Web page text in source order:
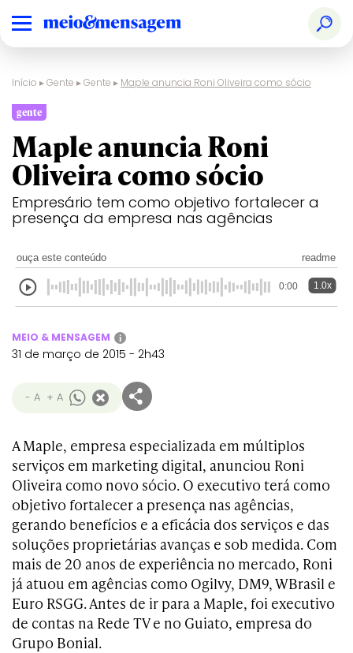
Início ▸Gente ▸Gente ▸ Maple anuncia Roni Oliveira como sócio
gente
Maple anuncia Roni
Oliveira como sócio
Empresário tem como objetivo fortalecer a
presença da empresa nas agências
ouça este conteúdo readme
0:00 1.0x
MEIO & MENSAGEM i
31 de março de 2015 - 2h43
- A + A
A Maple, empresa especializada em múltiplos
serviços em marketing digital, anunciou Roni
Oliveira como novo sócio. O executivo terá como
objetivo fortalecer a presença nas agências,
gerando benefícios e a eficácia dos serviços e das
soluções proprietárias avanças e sob medida. Com
mais de 20 anos de experiência no mercado, Roni
já atuou em agências como Ogilvy, DM9, WBrasil e
Euro RSGG. Antes de ir para a Maple, foi executivo
de contas na Rede TV e no Guiato, empresa do
Grupo Bonial.